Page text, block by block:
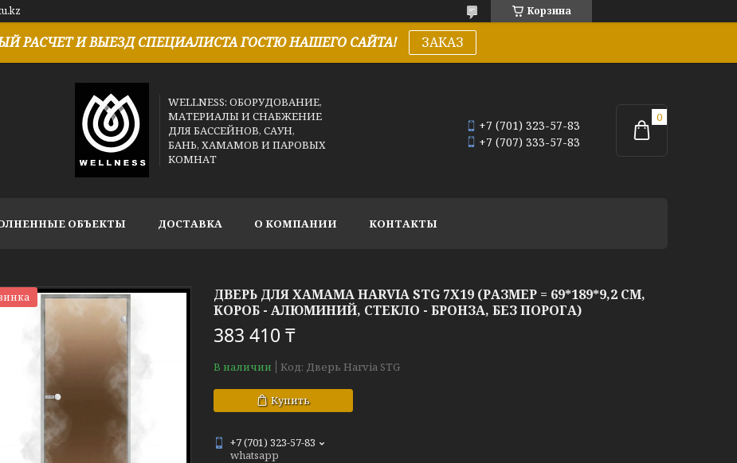
Корзина
РАСЧЕТ И ВЫЕЗД СПЕЦИАЛИСТА ГОСТЮ НАШЕГО САЙТА! ЗАКАЗ
WELLNESS: ОБОРУДОВАНИЕ,
МАТЕРИАЛЫ И СНАБЖЕНИЕ
ДЛЯ БАССЕЙНОВ, САУН,
БАНЬ, ХАМАМОВ И ПАРОВЫХ
КОМНАТ
+7 (701) 323-57-83
+7 (707) 333-57-83
ОБЪЕКТЫ ДОСТАВКА О КОМПАНИИ КОНТАКТЫ
ДВЕРЬ ДЛЯ ХАМАМА HARVIA STG 7Х19 (РАЗМЕР = 69*189*9,2 СМ,
КОРОБ - АЛЮМИНИЙ, СТЕКЛО - БРОНЗА, БЕЗ ПОРОГА)
383 410 ₸
В наличии Код: Дверь Harvia STG
Купить
+7 (701) 323-57-83
whatsapp